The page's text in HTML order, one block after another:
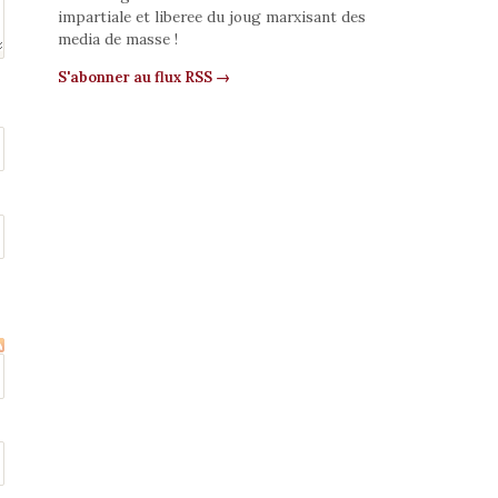
impartiale et liberee du joug marxisant des
media de masse !
S'abonner au flux RSS →